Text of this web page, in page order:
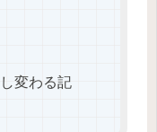
変わる記